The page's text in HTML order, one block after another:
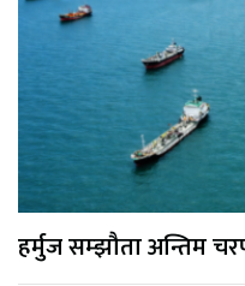
हर्मुज सम्झौता अन्तिम